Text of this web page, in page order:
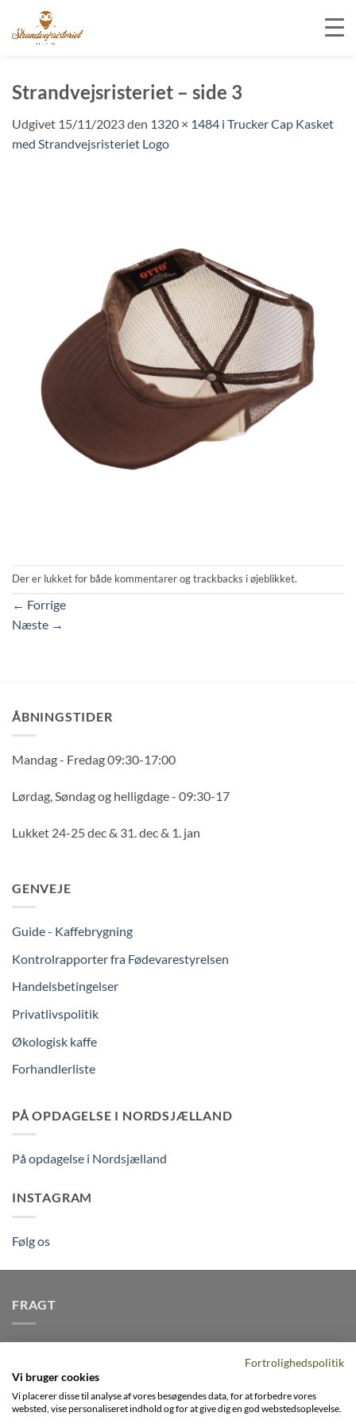
indhold
Strandvejsristeriet – side 3
Udgivet 15/11/2023den 1320 × 1484 i Trucker Cap Kasket
med Strandvejsristeriet Logo
Der er lukket for både kommentarer og trackbacks i øjeblikket.
← Forrige
Næste →
ÅBNINGSTIDER
Mandag - Fredag 09:30-17:00
Lørdag, Søndag og helligdage - 09:30-17
Lukket 24-25 dec & 31. dec & 1. jan
GENVEJE
Guide - Kaffebrygning
Kontrolrapporter fra Fødevarestyrelsen
Handelsbetingelser
Privatlivspolitik
Økologisk kaffe
Forhandlerliste
PÅ OPDAGELSE I NORDSJÆLLAND
På opdagelse i Nordsjælland
INSTAGRAM
Følg os
FRAGT
på alle pakker - Husk der er fri
levering på alle ordre over DKK395
Fortrolighedspolitik
Vi bruger cookies
Vi placerer disse til analyse af vores besøgendes data, for at forbedre vores
websted, vise personaliseret indhold og for at give dig en god webstedsoplevelse.